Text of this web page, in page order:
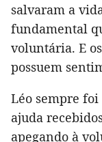
salvaram a
fundamental
voluntária. E
possuem
Léo sempre foi
ajuda
apegando à